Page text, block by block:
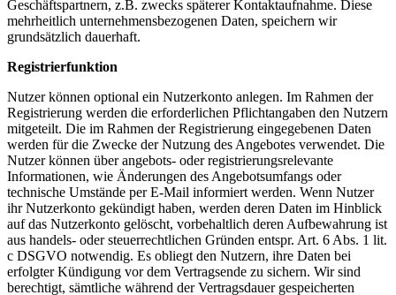
Geschäftspartnern, z.B. zwecks späterer Kontaktaufnahme. Diese
mehrheitlich unternehmensbezogenen Daten, speichern wir
grundsätzlich dauerhaft.
Registrierfunktion
Nutzer können optional ein Nutzerkonto anlegen. Im Rahmen der
Registrierung werden die erforderlichen Pflichtangaben den Nutzern
mitgeteilt. Die im Rahmen der Registrierung eingegebenen Daten
werden für die Zwecke der Nutzung des Angebotes verwendet. Die
Nutzer können über angebots- oder registrierungsrelevante
Informationen, wie Änderungen des Angebotsumfangs oder
technische Umstände per E-Mail informiert werden. Wenn Nutzer
ihr Nutzerkonto gekündigt haben, werden deren Daten im Hinblick
auf das Nutzerkonto gelöscht, vorbehaltlich deren Aufbewahrung ist
aus handels- oder steuerrechtlichen Gründen entspr. Art. 6 Abs. 1 lit.
c DSGVO notwendig. Es obliegt den Nutzern, ihre Daten bei
erfolgter Kündigung vor dem Vertragsende zu sichern. Wir sind
berechtigt, sämtliche während der Vertragsdauer gespeicherten